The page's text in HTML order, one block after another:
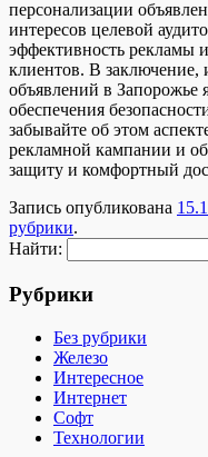
персонализации
интересов целевой
эффективность рекламы
клиентов. В заключение,
объявлений в Запорожье
обеспечения
забывайте об этом
рекламной кампании и
защиту и комфортный
Запись опубликована
рубрики.
Найти:
Рубрики
Без рубрики
Железо
Интересное
Интернет
Софт
Технологии